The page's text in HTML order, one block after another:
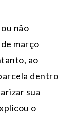
não
março
ao
dentro
sua
o